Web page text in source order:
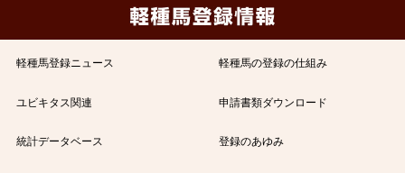
軽種馬登録ニュース 軽種馬の登録の仕組み
ユビキタス関連 申請書類ダウンロード
統計データベース 登録のあゆみ